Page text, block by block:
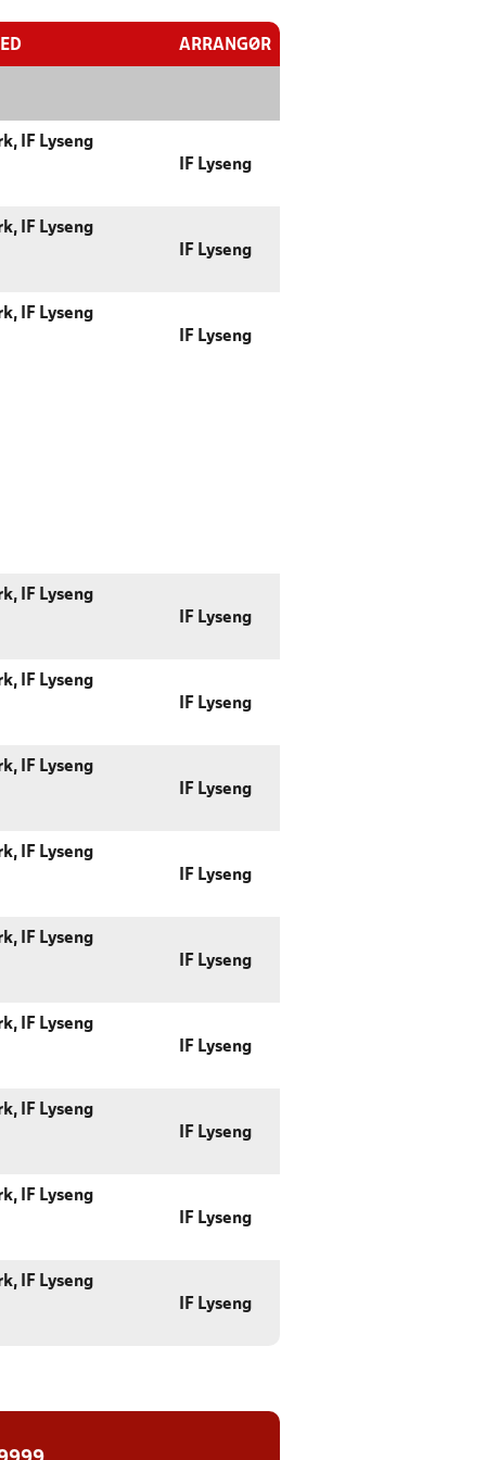
ARRANGØR
IF Lyseng
IF Lyseng
IF Lyseng
IF Lyseng
IF Lyseng
IF Lyseng
IF Lyseng
IF Lyseng
IF Lyseng
IF Lyseng
IF Lyseng
IF Lyseng
IF Lyseng
IF Lyseng
IF Lyseng
IF Lyseng
IF Lyseng
IF Lyseng
IF Lyseng
IF Lyseng
IF Lyseng
IF Lyseng
IF Lyseng
IF Lyseng